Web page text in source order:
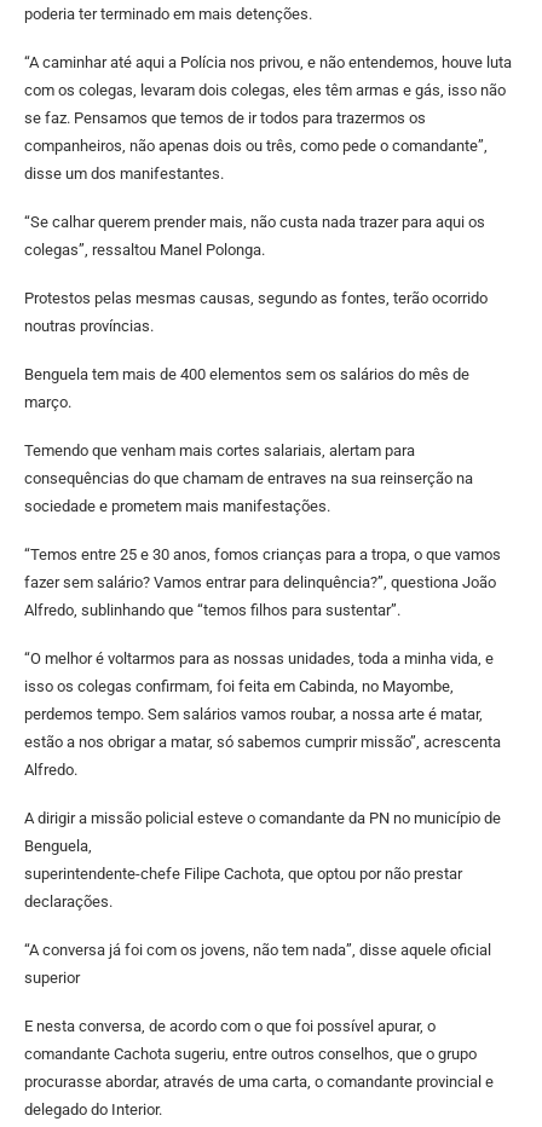
poderia ter terminado em mais detenções.
“A caminhar até aqui a Polícia nos privou, e não entendemos, houve luta
com os colegas, levaram dois colegas, eles têm armas e gás, isso não
se faz. Pensamos que temos de ir todos para trazermos os
companheiros, não apenas dois ou três, como pede o comandante”,
disse um dos manifestantes.
“Se calhar querem prender mais, não custa nada trazer para aqui os
colegas”, ressaltou Manel Polonga.
Protestos pelas mesmas causas, segundo as fontes, terão ocorrido
noutras províncias.
Benguela tem mais de 400 elementos sem os salários do mês de
março.
Temendo que venham mais cortes salariais, alertam para
consequências do que chamam de entraves na sua reinserção na
sociedade e prometem mais manifestações.
“Temos entre 25 e 30 anos, fomos crianças para a tropa, o que vamos
fazer sem salário? Vamos entrar para delinquência?”, questiona João
Alfredo, sublinhando que “temos filhos para sustentar”.
“O melhor é voltarmos para as nossas unidades, toda a minha vida, e
isso os colegas confirmam, foi feita em Cabinda, no Mayombe,
perdemos tempo. Sem salários vamos roubar, a nossa arte é matar,
estão a nos obrigar a matar, só sabemos cumprir missão”, acrescenta
Alfredo.
A dirigir a missão policial esteve o comandante da PN no município de
Benguela,
superintendente-chefe Filipe Cachota, que optou por não prestar
declarações.
“A conversa já foi com os jovens, não tem nada”, disse aquele oficial
superior
E nesta conversa, de acordo com o que foi possível apurar, o
comandante Cachota sugeriu, entre outros conselhos, que o grupo
procurasse abordar, através de uma carta, o comandante provincial e
delegado do Interior.